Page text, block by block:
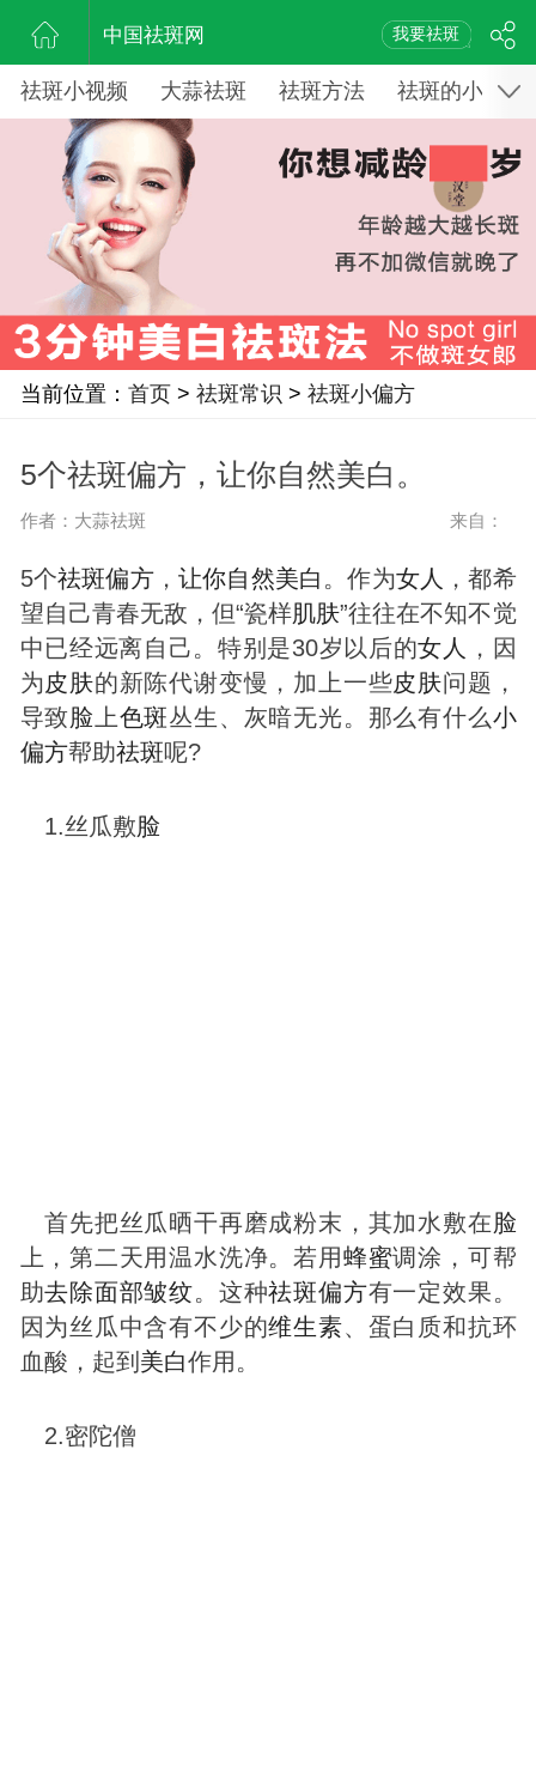
中国祛斑网 我要祛斑
祛斑小视频 大蒜祛斑 祛斑方法 祛斑的小窍门
当前位置： 首页> 祛斑常识 > 祛斑小偏方
5个祛斑偏方，让你自然美白。
作者：大蒜祛斑 来自：
5个祛斑偏方， 让你自然美白 。作为女人 ，都希
望自己青春无敌，但“瓷样肌肤”往往在不知不觉
中已经远离自己。特别是30岁以后的女人
，因
为皮肤的新陈代谢变慢，加上一些皮肤问题，
导致脸 上色斑丛生、灰暗无光。那么有什么小
偏方帮助祛斑呢?
1.丝瓜敷脸
首先把丝瓜晒干再磨成粉末，其加水敷在脸
上，第二天用温水洗净。若用蜂蜜调涂，可帮
助去除面部皱纹。这种祛斑偏方有一定效果。
因为丝瓜中含有不少的维生素、蛋白质和抗环
血酸，起到 美白作用。
2.密陀僧